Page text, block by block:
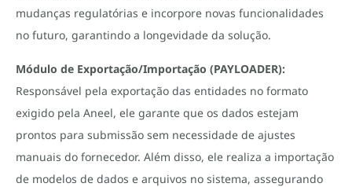
mudanças regulatórias e incorpore novas funcionalidades
no futuro, garantindo a longevidade da solução.
Módulo de Exportação/Importação (PAYLOADER):
Responsável pela exportação das entidades no formato
exigido pela Aneel, ele garante que os dados estejam
prontos para submissão sem necessidade de ajustes
manuais do fornecedor. Além disso, ele realiza a importação
de modelos de dados e arquivos no sistema, assegurando